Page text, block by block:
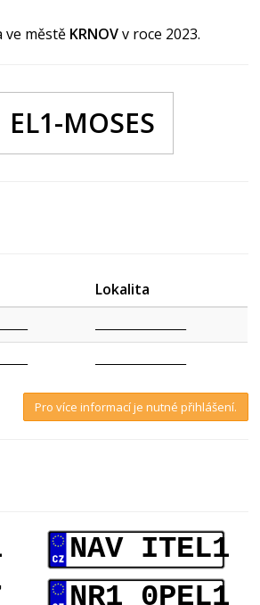
ve městě KRNOVv roce 2023.
EL1-MOSES
Lokalita
Pro více informací je nutné přihlášení.
NAV ITEL1
NR1 0PEL1